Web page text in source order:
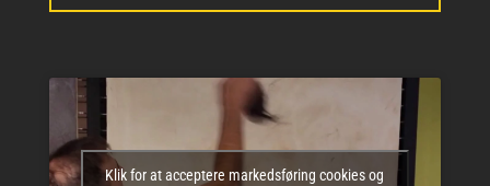
Klik for at acceptere markedsføring cookies og